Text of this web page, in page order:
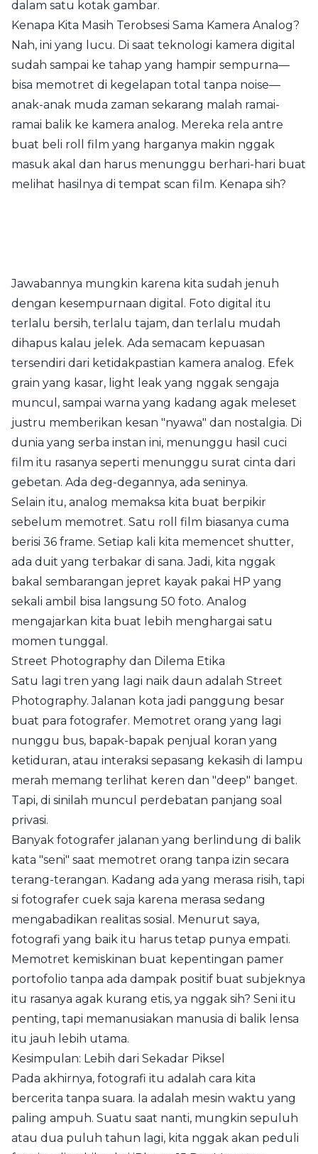
dalam satu kotak gambar.
Kenapa Kita Masih Terobsesi Sama Kamera Analog?
Nah, ini yang lucu. Di saat teknologi kamera digital
sudah sampai ke tahap yang hampir sempurna—
bisa memotret di kegelapan total tanpa noise—
anak-anak muda zaman sekarang malah ramai-
ramai balik ke kamera analog. Mereka rela antre
buat beli roll film yang harganya makin nggak
masuk akal dan harus menunggu berhari-hari buat
melihat hasilnya di tempat scan film. Kenapa sih?
Jawabannya mungkin karena kita sudah jenuh
dengan kesempurnaan digital. Foto digital itu
terlalu bersih, terlalu tajam, dan terlalu mudah
dihapus kalau jelek. Ada semacam kepuasan
tersendiri dari ketidakpastian kamera analog. Efek
grain yang kasar, light leak yang nggak sengaja
muncul, sampai warna yang kadang agak meleset
justru memberikan kesan "nyawa" dan nostalgia. Di
dunia yang serba instan ini, menunggu hasil cuci
film itu rasanya seperti menunggu surat cinta dari
gebetan. Ada deg-degannya, ada seninya.
Selain itu, analog memaksa kita buat berpikir
sebelum memotret. Satu roll film biasanya cuma
berisi 36 frame. Setiap kali kita memencet shutter,
ada duit yang terbakar di sana. Jadi, kita nggak
bakal sembarangan jepret kayak pakai HP yang
sekali ambil bisa langsung 50 foto. Analog
mengajarkan kita buat lebih menghargai satu
momen tunggal.
Street Photography dan Dilema Etika
Satu lagi tren yang lagi naik daun adalah Street
Photography. Jalanan kota jadi panggung besar
buat para fotografer. Memotret orang yang lagi
nunggu bus, bapak-bapak penjual koran yang
ketiduran, atau interaksi sepasang kekasih di lampu
merah memang terlihat keren dan "deep" banget.
Tapi, di sinilah muncul perdebatan panjang soal
privasi.
Banyak fotografer jalanan yang berlindung di balik
kata "seni" saat memotret orang tanpa izin secara
terang-terangan. Kadang ada yang merasa risih, tapi
si fotografer cuek saja karena merasa sedang
mengabadikan realitas sosial. Menurut saya,
fotografi yang baik itu harus tetap punya empati.
Memotret kemiskinan buat kepentingan pamer
portofolio tanpa ada dampak positif buat subjeknya
itu rasanya agak kurang etis, ya nggak sih? Seni itu
penting, tapi memanusiakan manusia di balik lensa
itu jauh lebih utama.
Kesimpulan: Lebih dari Sekadar Piksel
Pada akhirnya, fotografi itu adalah cara kita
bercerita tanpa suara. Ia adalah mesin waktu yang
paling ampuh. Suatu saat nanti, mungkin sepuluh
atau dua puluh tahun lagi, kita nggak akan peduli